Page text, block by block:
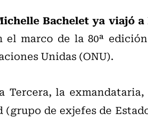
Bachelet ya viajó a
el marco de la 80ª
Unidas (ONU).
Tercera, la
(grupo de exjefes de